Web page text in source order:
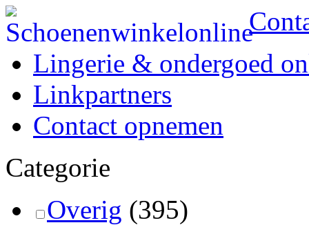
Lingerie & ondergoed
Linkpartners
Contact opnemen
Categorie
Overig (395)